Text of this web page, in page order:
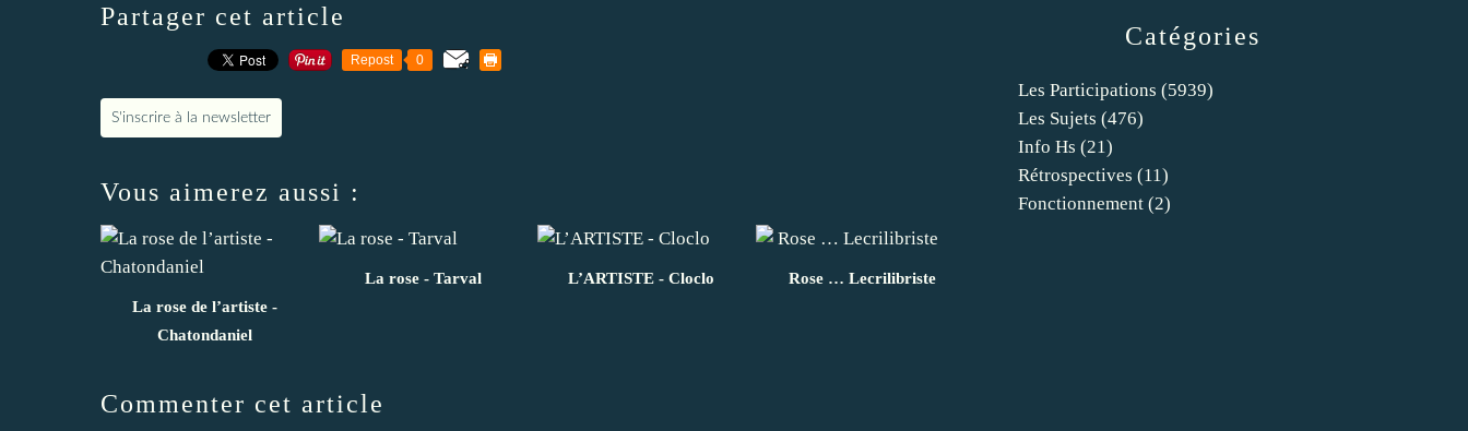
Partager cet article
Repost 0
S'inscrire à la newsletter
Vous aimerez aussi :
La rose de l’artiste -
Chatondaniel
La rose - Tarval L’ARTISTE - Cloclo Rose … Lecrilibriste
Commenter cet article
Catégories
Les Participations (5939)
Les Sujets (476)
Info Hs (21)
Rétrospectives (11)
Fonctionnement (2)